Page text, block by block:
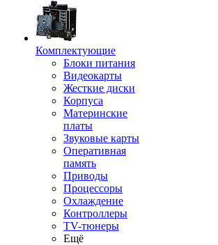
Комплектующие
Блоки питания
Видеокарты
Жесткие диски
Корпуса
Материнские
платы
Звуковые карты
Оперативная
память
Приводы
Процессоры
Охлаждение
Контроллеры
TV-тюнеры
Ещё